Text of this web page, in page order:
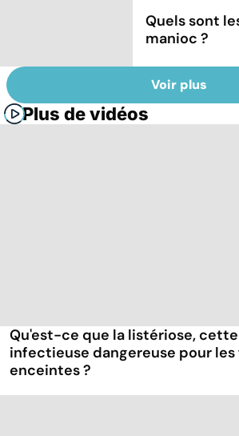
Quels sont
manioc ?
Voir plus
Plus de vidéos
Qu'est-ce que la listériose,
infectieuse dangereuse pour
enceintes ?